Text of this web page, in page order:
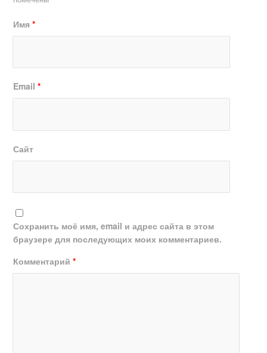
Имя*
Email*
Сайт
Сохранить моё имя, email и адрес сайта в этом
браузере для последующих моих комментариев.
Комментарий*